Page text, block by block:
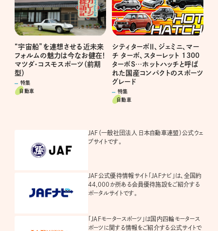
“宇宙船”を連想させる近未来
フォルムの魅力は今なお健在！
マツダ・コスモスポーツ（前期
型）
特集
自動車
シティターボⅡ、ジェミニ、マー
チ ターボ、スターレット 1300
ターボS…ホットハッチと呼ば
れた国産コンパクトのスポーツ
グレード
特集
自動車
JAF（一般社団法人 日本自動車連盟）公式ウェ
ブサイトです。
JAF公式優待情報サイト「JAFナビ」は、全国約
44,000か所ある会員優待施設をご紹介する
ポータルサイトです。
「JAFモータースポーツ」は国内四輪モータース
ポーツに関する情報をご紹介する公式サイトで